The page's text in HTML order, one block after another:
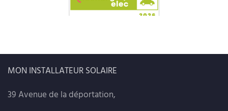
MON INSTALLATEUR SOLAIRE
39 Avenue de la déportation,